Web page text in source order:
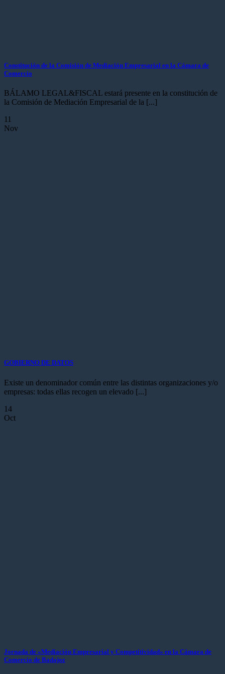
Constitución de la Comisión de Mediación Empresarial en la Cámara de
Comercio
BÁLAMO LEGAL&FISCAL estará presente en la constitución de
la Comisión de Mediación Empresarial de la [...]
11
Nov
GOBIERNO DE DATOS
Existe un denominador común entre las distintas organizaciones y/o
empresas: todas ellas recogen un elevado [...]
14
Oct
Jornada de «Mediación Empresarial y Competitividad» en la Cámara de
Comercio de Badajoz